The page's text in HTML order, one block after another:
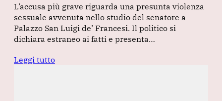
L’accusa più grave riguarda una presunta violenza
sessuale avvenuta nello studio del senatore a
Palazzo San Luigi de’ Francesi. Il politico si
dichiara estraneo ai fatti e presenta…
Leggi tutto